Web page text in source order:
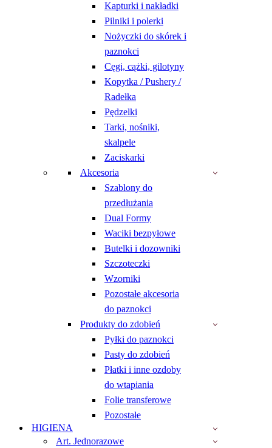
Kapturki i nakładki
Pilniki i polerki
Nożyczki do skórek i
paznokci
Cęgi, cążki, gilotyny
Kopytka / Pushery /
Radełka
Pędzelki
Tarki, nośniki,
skalpele
Zaciskarki
Akcesoria
Szablony do
przedłużania
Dual Formy
Waciki bezpyłowe
Butelki i dozowniki
Szczoteczki
Wzorniki
Pozostałe akcesoria
do paznokci
Produkty do zdobień
Pyłki do paznokci
Pasty do zdobień
Płatki i inne ozdoby
do wtapiania
Folie transferowe
Pozostałe
HIGIENA
Art. Jednorazowe